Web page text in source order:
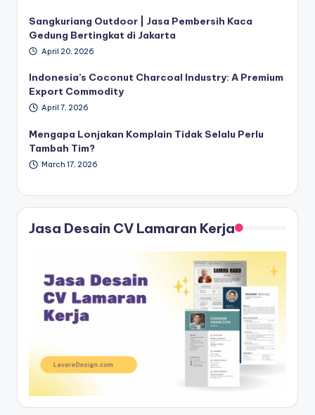
Sangkuriang Outdoor | Jasa Pembersih Kaca
Gedung Bertingkat di Jakarta
April 20, 2026
Indonesia’s Coconut Charcoal Industry: A Premium
Export Commodity
April 7, 2026
Mengapa Lonjakan Komplain Tidak Selalu Perlu
Tambah Tim?
March 17, 2026
Jasa Desain CV Lamaran Kerja